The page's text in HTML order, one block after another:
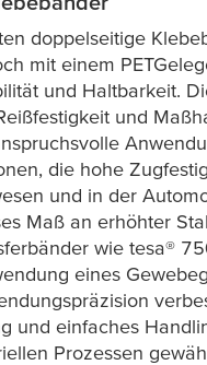
doppelseitige
mit einem
und Haltbarkeit.
und
die hohe
und in der
Maß an erhöhter
wie tesa®
eines
und einfaches
Prozessen